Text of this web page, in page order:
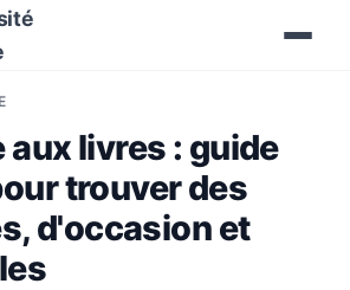
aux livres : guide
trouver des
d'occasion et